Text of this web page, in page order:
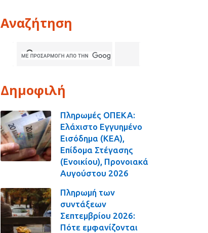
Αναζήτηση
Δημοφιλή
Πληρωμές ΟΠΕΚΑ:
Ελάχιστο Εγγυημένο
Εισόδημα (ΚΕΑ),
Επίδομα Στέγασης
(Ενοικίου), Προνοιακά
Αυγούστου 2026
Πληρωμή των
συντάξεων
Σεπτεμβρίου 2026:
Πότε εμφανίζονται